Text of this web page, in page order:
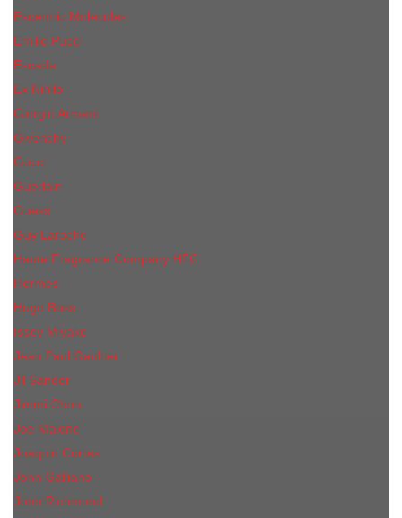
Escentric Molecules
Emilio Pucci
Escada
Ex Nihilo
Giorgio Armani
Givenchy
Gucci
Guerlain
Guess
Guy Laroche
Haute Fragrance Company HFC
Hermes
Hugo Boss
Issey Miyake
Jean Paul Gaultier
Jil Sander
Jimmi Choo
Jое Malоnе
Joaquin Cortes
John Galliano
John Richmond